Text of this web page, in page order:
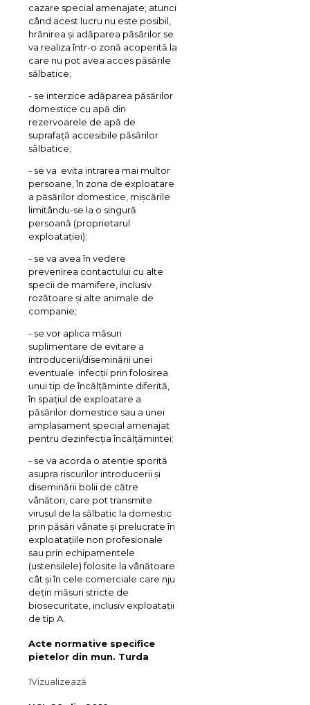
cazare special amenajate; atunci
când acest lucru nu este posibil,
hrănirea și adăparea păsărilor se
va realiza într-o zonă acoperită la
care nu pot avea acces păsările
sălbatice;
- se interzice adăparea păsărilor
domestice cu apă din
rezervoarele de apă de
suprafață accesibile păsărilor
sălbatice;
- se va evita intrarea mai multor
persoane, în zona de exploatare
a păsărilor domestice, mișcările
limitându-se la o singură
persoană (proprietarul
exploatației);
- se va avea în vedere
prevenirea contactului cu alte
specii de mamifere, inclusiv
rozătoare și alte animale de
companie;
- se vor aplica măsuri
suplimentare de evitare a
introducerii/diseminării unei
eventuale infecții prin folosirea
unui tip de încălțăminte diferită,
în spațiul de exploatare a
păsărilor domestice sau a unei
amplasament special amenajat
pentru dezinfecția încălțămintei;
- se va acorda o atenție sporită
asupra riscurilor introducerii și
diseminării bolii de către
vânători, care pot transmite
virusul de la sălbatic la domestic
prin păsări vânate și prelucrate în
exploatațiile non profesionale
sau prin echipamentele
(ustensilele) folosite la vânătoare
cât și în cele comerciale care nju
dețin măsuri stricte de
biosecuritate, inclusiv exploatații
de tip A.
Acte normative specifice
pietelor din mun. Turda
1Vizualizează